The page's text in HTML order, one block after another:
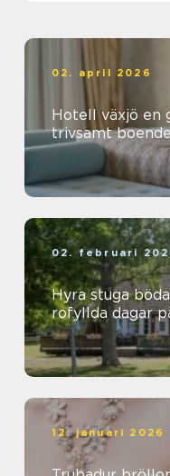
02. april 2026
Hotell växjö en guide till smidigt och
trivsamt
02. februari
Hyra stuga böda hav, sandstrand
rofyllda dagar
12. januari 2026